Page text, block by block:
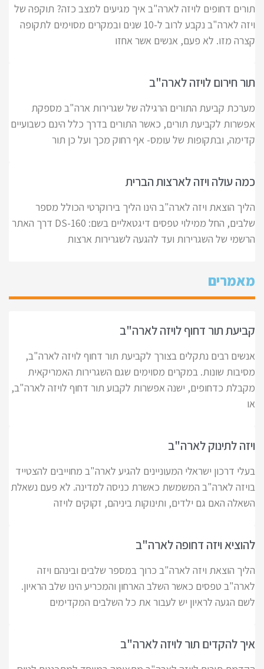
תורים דחופים לויזה לארה"ב איך מגיעים למצב כזה? תוקפה של
ויזה לארה"ב נקבע לרוב ל-10 שנים ובמקרים מסוימים לתקופה
קצרה מזו. לא פעם, אנשים אשר אחזו
תור חירום לויזה לארה"ב
מערכת קביעת התורים הרגילה של שגרירות ארה"ב מספקת
אפשרות לקביעת תורים, כאשר התורים בדרך כלל הינם כשבועיים
קדימה, ובתקופות של עומס- אף רחוק מכך ועל כן תור
כמה עולה ויזה לארצות הברית
הליך הוצאת ויזה לארה"ב הינו הליך בירוקרטי הכולל מספר
שלבים, החל ממילוי טפסים דיגטאליים בשם: DS-160 דרך האתר
הרשמי של השגרירות ועד להגעה לשגרירות ארצות
מאמרים
קביעת תור דחוף לויזה לארה"ב
אנשים רבים נתקלים בצורך לקביעת תור דחוף לויזה לארה"ב,
מסיבות שונות. במקרים מסוימים שגם השגרירות האמריקאית
מקבלת כדחופים, ישנה אפשרות לקבוע תור דחוף לויזה לארה"ב,
או
ויזה לתינוק לארה"ב
בעלי דרכון ישראלי המעוניינים להגיע לארה"ב מחוייבים להצטייד
בויזה לארה"ב המשמשת כאשרת כניסה למדינה. לא פעם נשאלת
השאלה האם גם ילדים, ותינוקות ביניהם, זקוקים לויזה
להוציא ויזה דחופה לארה"ב
הליך הוצאת ויזה לארה"ב כרוך במספר שלבים ובינהם ויזה
לארה"ב טפסים כאשר השלב הארחון והמכריע הינו שלב הראיון.
לשם הגעה לראיון יש לעבור את כל השלבים המקדימים
איך להקדים תור לויזה לארה"ב